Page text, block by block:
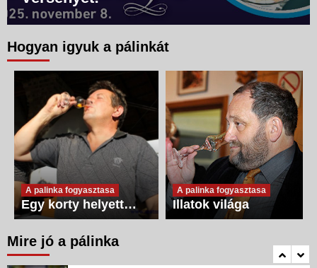
Hogyan igyuk a pálinkát
A palinka fogyasztasa
Egy korty helyett…
A palinka fogyasztasa
Illatok világa
Mire jó a pálinka
2
Aromaterápia
4
Infók a pálinkáról
Fertőtlenítés
1